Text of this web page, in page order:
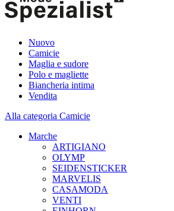
Nuovo
Camicie
Maglia e sudore
Polo e magliette
Biancheria intima
Vendita
Alla categoria Camicie
Marche
ARTIGIANO
OLYMP
SEIDENSTICKER
MARVELIS
CASAMODA
VENTI